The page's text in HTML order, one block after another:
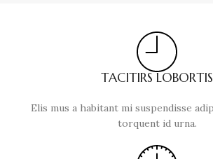
TACITIRS LOBORTIS
Elis mus a habitant mi suspendisse
torquent id urna.